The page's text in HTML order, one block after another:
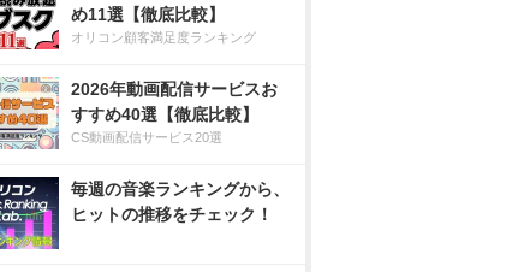
め11選【徹底比較】
オリコン顧客満足度ランキング
2026年動画配信サービスお
すすめ40選【徹底比較】
CS動画配信サービス20選
毎週の音楽ランキングから、
ヒットの推移をチェック！